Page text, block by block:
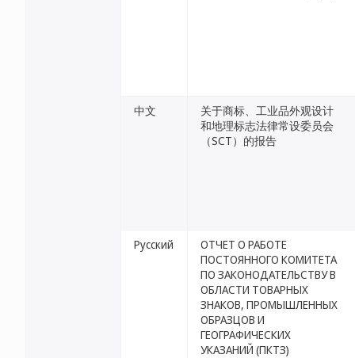
中文
关于商标、工业品外观设计
和地理标志法律常设委员会
（SCT）的报告
Русский
ОТЧЕТ О РАБОТЕ
ПОСТОЯННОГО КОМИТЕТА
ПО ЗАКОНОДАТЕЛЬСТВУ В
ОБЛАСТИ ТОВАРНЫХ
ЗНАКОВ, ПРОМЫШЛЕННЫХ
ОБРАЗЦОВ И
ГЕОГРАФИЧЕСКИХ
УКАЗАНИЙ (ПКТЗ)